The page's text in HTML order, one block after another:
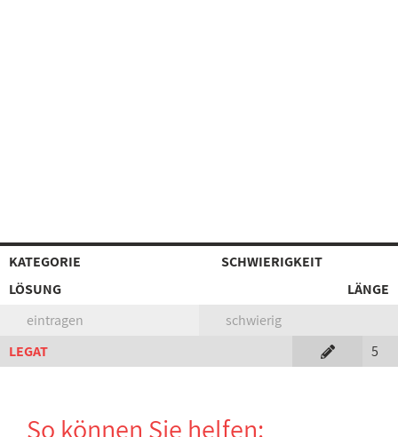
KATEGORIE
SCHWIERIGKEIT
LÖSUNG
LÄNGE
eintragen
schwierig
LEGAT
5
So können Sie helfen: